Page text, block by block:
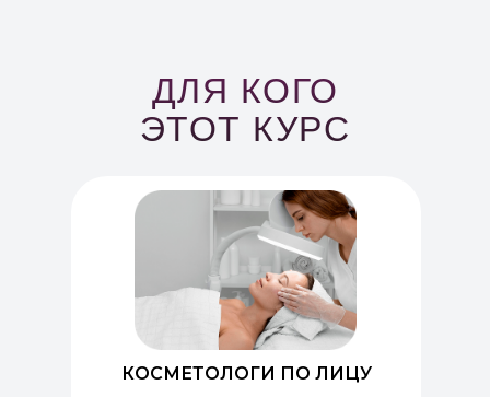
ДЛЯ КОГО
ЭТОТ КУРС
КОСМЕТОЛОГИ ПО ЛИЦУ